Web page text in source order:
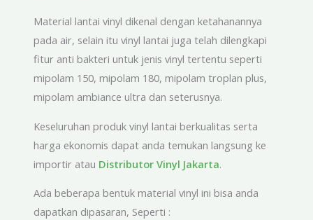
Material lantai vinyl dikenal dengan ketahanannya
pada air, selain itu vinyl lantai juga telah dilengkapi
fitur anti bakteri untuk jenis vinyl tertentu seperti
mipolam 150, mipolam 180, mipolam troplan plus,
mipolam ambiance ultra dan seterusnya.
Keseluruhan produk vinyl lantai berkualitas serta
harga ekonomis dapat anda temukan langsung ke
importir atau Distributor Vinyl Jakarta.
Ada beberapa bentuk material vinyl ini bisa anda
dapatkan dipasaran, Seperti :